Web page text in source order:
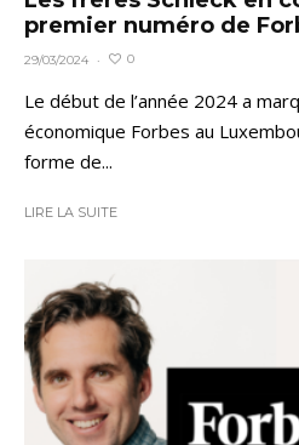
premier numéro de
29/03/2024 · 0
Le début de l’année 2024 a
économique Forbes au
forme de...
LIRE LA SUITE